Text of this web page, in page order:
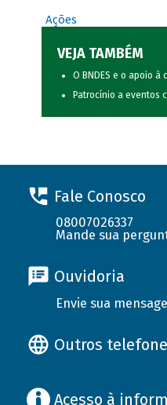
Ações
VEJA TAMBÉM
O BNDES e o apoio à
Patrocínio a eventos
Fale Conosco
08007026337
Mande sua
Ouvidoria
Envie sua
Outros
Acesso à